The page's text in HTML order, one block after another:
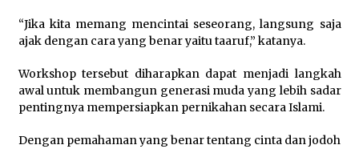
“Jika kita memang mencintai seseorang, langsung saja
ajak dengan cara yang benar yaitu taaruf,” katanya.
Workshop tersebut diharapkan dapat menjadi langkah
awal untuk membangun generasi muda yang lebih sadar
pentingnya mempersiapkan pernikahan secara Islami.
Dengan pemahaman yang benar tentang cinta dan jodoh